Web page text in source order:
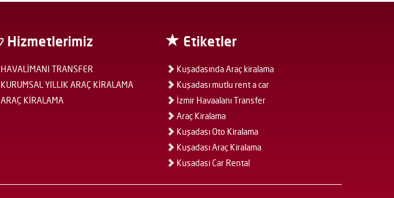
Hizmetlerimiz
HAVALİMANI TRANSFER
KURUMSAL YILLIK ARAÇ KİRALAMA
ARAÇ KİRALAMA
Etiketler
Kuşadasında Araç kiralama
Kuşadası mutlu rent a car
İzmir Havaalanı Transfer
Araç Kiralama
Kuşadası Oto Kiralama
Kuşadası Araç Kiralama
Kusadasi Car Rental